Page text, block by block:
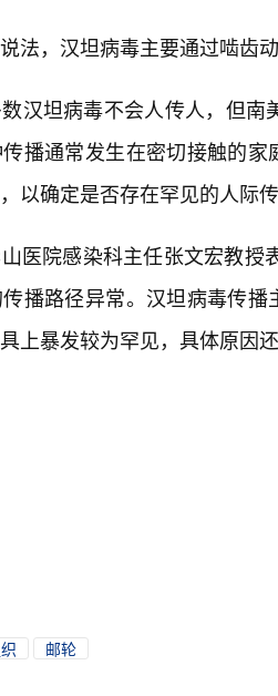
法，汉坦病毒主要通过啮齿
汉坦病毒不会人传人，但南
播通常发生在密切接触的
以确定是否存在罕见的人际传
医院感染科主任张文宏教授
播路径异常。汉坦病毒传
上暴发较为罕见，具体原因
邮轮